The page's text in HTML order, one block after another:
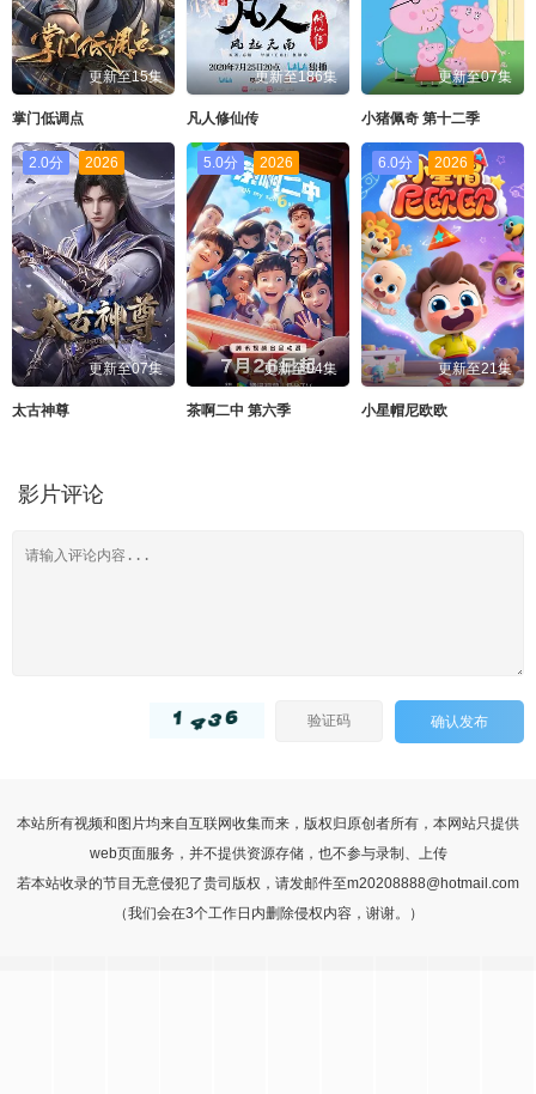
更新至15集
掌门低调点
更新至186集
凡人修仙传
更新至07集
小猪佩奇 第十二季
2.0分 2026
更新至07集
太古神尊
5.0分 2026
更新至04集
茶啊二中 第六季
6.0分 2026
更新至21集
小星帽尼欧欧
影片评论
确认发布
本站所有视频和图片均来自互联网收集而来，版权归原创者所有，本网站只提供
web页面服务，并不提供资源存储，也不参与录制、上传
若本站收录的节目无意侵犯了贵司版权，请发邮件至m20208888@hotmail.com
（我们会在3个工作日内删除侵权内容，谢谢。）